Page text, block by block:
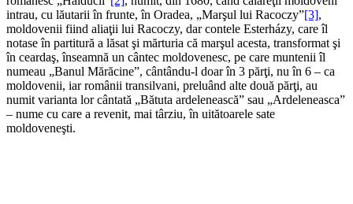
intrau, cu lăutarii în frunte, în Oradea, „Marşul lui Racoczy”[3],
moldovenii fiind aliaţii lui Racoczy, dar contele Esterházy, care îl
notase în partitură a lăsat şi mărturia că marşul acesta, transformat şi
în ceardaş, înseamnă un cântec moldovenesc, pe care muntenii îl
numeau „Banul Mărăcine”, cântându-l doar în 3 părţi, nu în 6 – ca
moldovenii, iar românii transilvani, preluând alte două părţi, au
numit varianta lor cântată „Bătuta ardelenească” sau „Ardeleneasca”
– nume cu care a revenit, mai târziu, în uitătoarele sate
moldoveneşti.